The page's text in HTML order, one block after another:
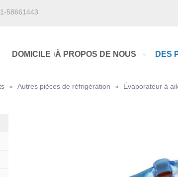
58661443
DOMICILE À PROPOS DE NOUS DES
» Autres pièces de réfrigération » Évaporateur à